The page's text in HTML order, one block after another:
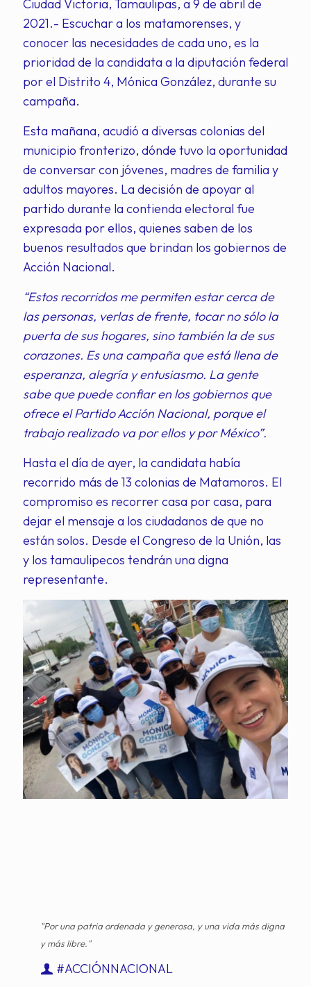
Ciudad Victoria, Tamaulipas, a 9 de abril de
2021.- Escuchar a los matamorenses, y
conocer las necesidades de cada uno, es la
prioridad de la candidata a la diputación federal
por el Distrito 4, Mónica González, durante su
campaña.
Esta mañana, acudió a diversas colonias del
municipio fronterizo, dónde tuvo la oportunidad
de conversar con jóvenes, madres de familia y
adultos mayores. La decisión de apoyar al
partido durante la contienda electoral fue
expresada por ellos, quienes saben de los
buenos resultados que brindan los gobiernos de
Acción Nacional.
“Estos recorridos me permiten estar cerca de
las personas, verlas de frente, tocar no sólo la
puerta de sus hogares, sino también la de sus
corazones. Es una campaña que está llena de
esperanza, alegría y entusiasmo. La gente
sabe que puede confiar en los gobiernos que
ofrece el Partido Acción Nacional, porque el
trabajo realizado va por ellos y por México”.
Hasta el día de ayer, la candidata había
recorrido más de 13 colonias de Matamoros. El
compromiso es recorrer casa por casa, para
dejar el mensaje a los ciudadanos de que no
están solos. Desde el Congreso de la Unión, las
y los tamaulipecos tendrán una digna
representante.
"Por una patria ordenada y generosa, y una vida más digna
y más libre."
#ACCIÓNNACIONAL